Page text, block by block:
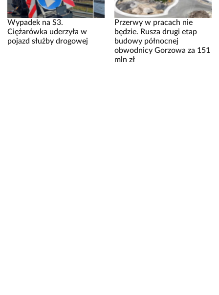
Wypadek na S3.
Ciężarówka uderzyła w
pojazd służby drogowej
Przerwy w pracach nie
będzie. Rusza drugi etap
budowy północnej
obwodnicy Gorzowa za 151
mln zł